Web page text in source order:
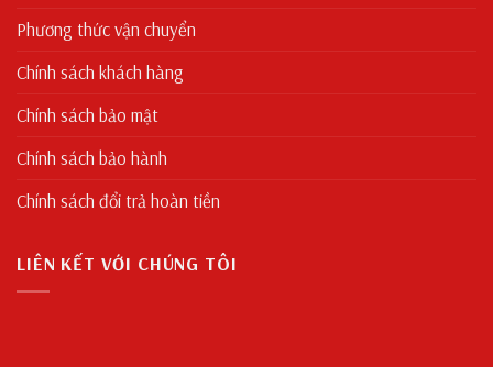
Phương thức vận chuyển
Chính sách khách hàng
Chính sách bảo mật
Chính sách bảo hành
Chính sách đổi trả hoàn tiền
LIÊN KẾT VỚI CHÚNG TÔI